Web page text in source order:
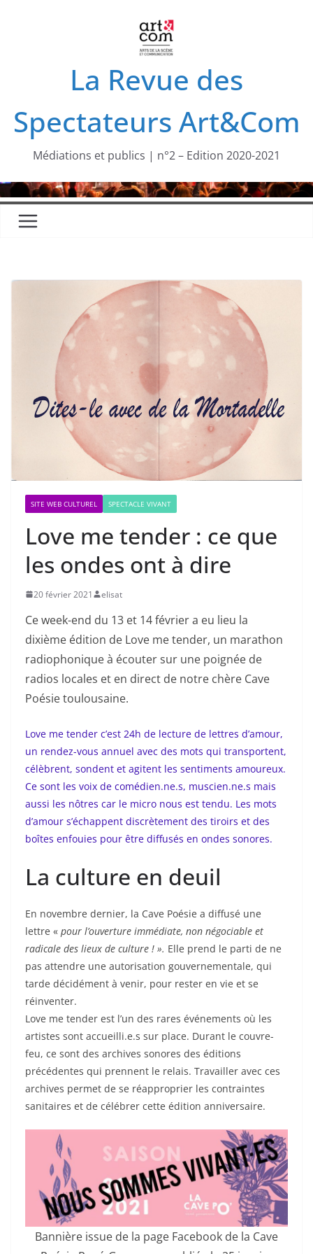
La Revue des
Spectateurs Art&Com
Médiations et publics | n°2 – Edition 2020-2021
SITE WEB CULTUREL SPECTACLE VIVANT
Love me tender : ce que
les ondes ont à dire
20 février 2021 elisat
Ce week-end du 13 et 14 février a eu lieu la
dixième édition de Love me tender, un marathon
radiophonique à écouter sur une poignée de
radios locales et en direct de notre chère Cave
Poésie toulousaine.
Love me tender c’est 24h de lecture de lettres d’amour,
un rendez-vous annuel avec des mots qui transportent,
célèbrent, sondent et agitent les sentiments amoureux.
Ce sont les voix de comédien.ne.s, muscien.ne.s mais
aussi les nôtres car le micro nous est tendu. Les mots
d’amour s’échappent discrètement des tiroirs et des
boîtes enfouies pour être diffusés en ondes sonores.
La culture en deuil
En novembre dernier, la Cave Poésie a diffusé une
lettre « pour l’ouverture immédiate, non négociable et
radicale des lieux de culture ! ». Elle prend le parti de ne
pas attendre une autorisation gouvernementale, qui
tarde décidément à venir, pour rester en vie et se
réinventer.
Love me tender est l’un des rares événements où les
artistes sont accueilli.e.s sur place. Durant le couvre-
feu, ce sont des archives sonores des éditions
précédentes qui prennent le relais. Travailler avec ces
archives permet de se réapproprier les contraintes
sanitaires et de célébrer cette édition anniversaire.
Bannière issue de la page Facebook de la Cave